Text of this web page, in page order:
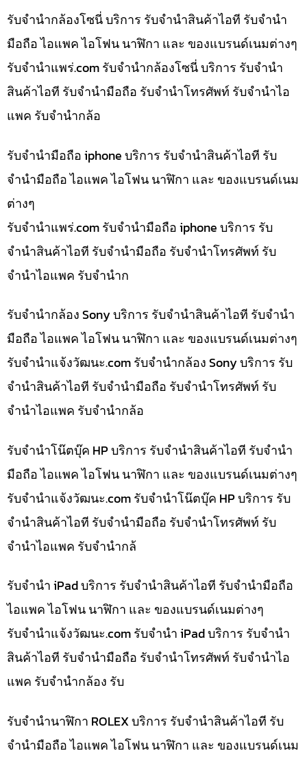
รับจำนำกล้องโซนี่ บริการ รับจำนำสินค้าไอที รับจำนำ
มือถือ ไอแพค ไอโฟน นาฬิกา และ ของแบรนด์เนมต่างๆ
รับจํานําแพร่.com รับจำนำกล้องโซนี่ บริการ รับจำนำ
สินค้าไอที รับจำนำมือถือ รับจำนำโทรศัพท์ รับจำนำไอ
แพค รับจำนำกล้อ
รับจำนำมือถือ iphone บริการ รับจำนำสินค้าไอที รับ
จำนำมือถือ ไอแพค ไอโฟน นาฬิกา และ ของแบรนด์เนม
ต่างๆ
รับจํานําแพร่.com รับจำนำมือถือ iphone บริการ รับ
จำนำสินค้าไอที รับจำนำมือถือ รับจำนำโทรศัพท์ รับ
จำนำไอแพค รับจำนำก
รับจำนำกล้อง Sony บริการ รับจำนำสินค้าไอที รับจำนำ
มือถือ ไอแพค ไอโฟน นาฬิกา และ ของแบรนด์เนมต่างๆ
รับจํานําแจ้งวัฒนะ.com รับจำนำกล้อง Sony บริการ รับ
จำนำสินค้าไอที รับจำนำมือถือ รับจำนำโทรศัพท์ รับ
จำนำไอแพค รับจำนำกล้อ
รับจำนำโน๊ตบุ๊ค HP บริการ รับจำนำสินค้าไอที รับจำนำ
มือถือ ไอแพค ไอโฟน นาฬิกา และ ของแบรนด์เนมต่างๆ
รับจํานําแจ้งวัฒนะ.com รับจำนำโน๊ตบุ๊ค HP บริการ รับ
จำนำสินค้าไอที รับจำนำมือถือ รับจำนำโทรศัพท์ รับ
จำนำไอแพค รับจำนำกล้
รับจำนำ iPad บริการ รับจำนำสินค้าไอที รับจำนำมือถือ
ไอแพค ไอโฟน นาฬิกา และ ของแบรนด์เนมต่างๆ
รับจํานําแจ้งวัฒนะ.com รับจำนำ iPad บริการ รับจำนำ
สินค้าไอที รับจำนำมือถือ รับจำนำโทรศัพท์ รับจำนำไอ
แพค รับจำนำกล้อง รับ
รับจำนำนาฬิกา ROLEX บริการ รับจำนำสินค้าไอที รับ
จำนำมือถือ ไอแพค ไอโฟน นาฬิกา และ ของแบรนด์เนม